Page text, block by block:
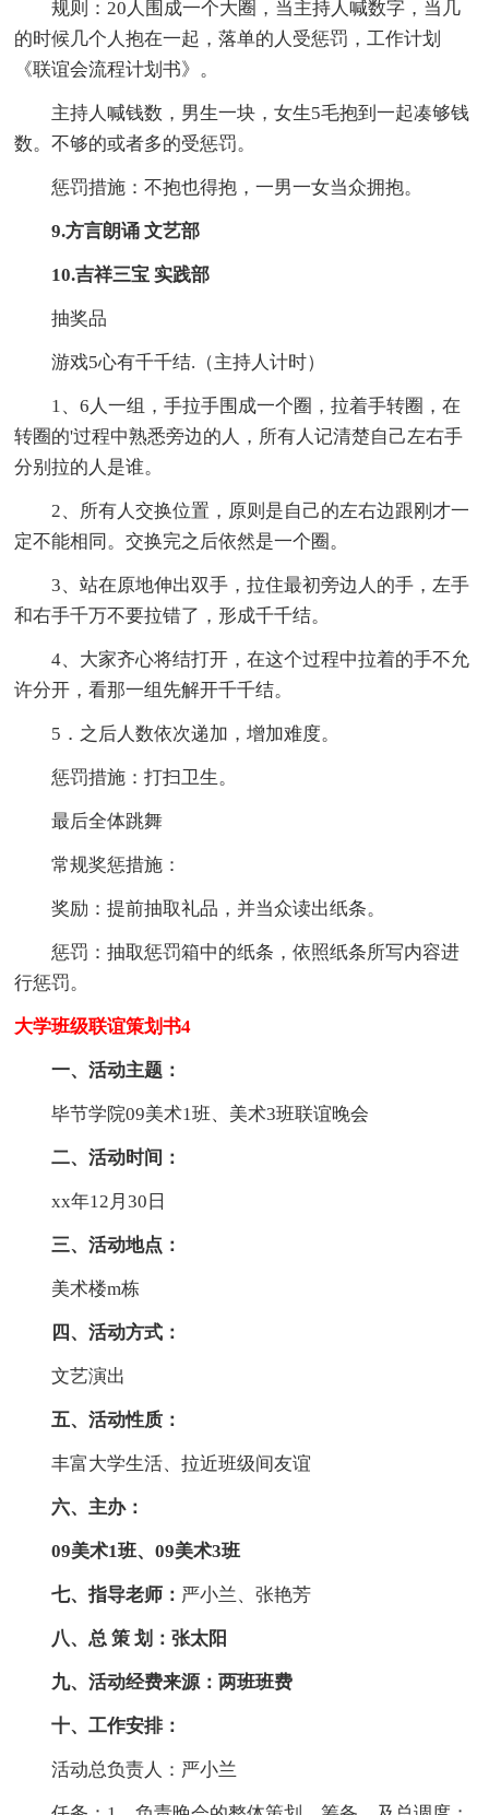
规则：20人围成一个大圈，当主持人喊数字，当几
的时候几个人抱在一起，落单的人受惩罚，工作计划
《联谊会流程计划书》。
主持人喊钱数，男生一块，女生5毛抱到一起凑够钱
数。不够的或者多的受惩罚。
惩罚措施：不抱也得抱，一男一女当众拥抱。
9.方言朗诵 文艺部
10.吉祥三宝 实践部
抽奖品
游戏5心有千千结.（主持人计时）
1、6人一组，手拉手围成一个圈，拉着手转圈，在
转圈的'过程中熟悉旁边的人，所有人记清楚自己左右手
分别拉的人是谁。
2、所有人交换位置，原则是自己的左右边跟刚才一
定不能相同。交换完之后依然是一个圈。
3、站在原地伸出双手，拉住最初旁边人的手，左手
和右手千万不要拉错了，形成千千结。
4、大家齐心将结打开，在这个过程中拉着的手不允
许分开，看那一组先解开千千结。
5．之后人数依次递加，增加难度。
惩罚措施：打扫卫生。
最后全体跳舞
常规奖惩措施：
奖励：提前抽取礼品，并当众读出纸条。
惩罚：抽取惩罚箱中的纸条，依照纸条所写内容进
行惩罚。
大学班级联谊策划书4
一、活动主题：
毕节学院09美术1班、美术3班联谊晚会
二、活动时间：
xx年12月30日
三、活动地点：
美术楼m栋
四、活动方式：
文艺演出
五、活动性质：
丰富大学生活、拉近班级间友谊
六、主办：
09美术1班、09美术3班
七、指导老师： 严小兰、张艳芳
八、总 策 划：张太阳
九、活动经费来源：两班班费
十、工作安排：
活动总负责人：严小兰